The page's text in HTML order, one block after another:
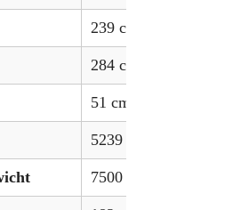
239 cm (94,3 in)
284 cm (112 in)
51 cm (20,1 in)
5239 kg (11552 lbs)
7500 kg (16535 lbs)